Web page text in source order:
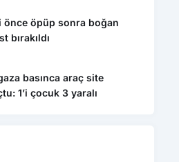
önce öpüp sonra boğan
bırakıldı
basınca araç site
1’i çocuk 3 yaralı